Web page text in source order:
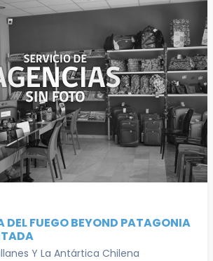
DEL FUEGO BEYOND PATAGONIA
Y La Antártica Chilena